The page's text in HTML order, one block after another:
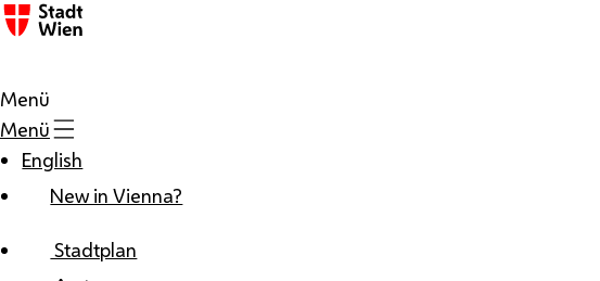
Zum Inhalt
Menü
Menü
English
New in Vienna?
Stadtplan